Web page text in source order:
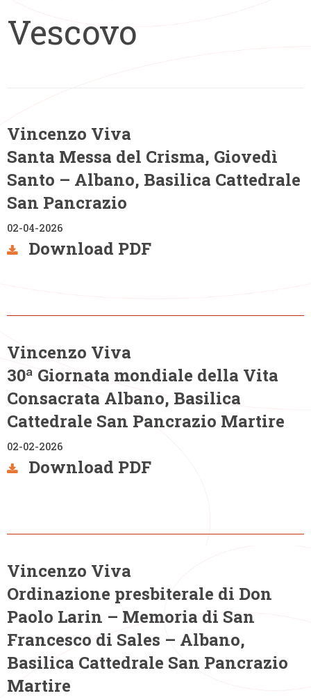
Vincenzo Viva
Santa Messa del Crisma, Giovedì
Santo – Albano, Basilica Cattedrale
San Pancrazio
02-04-2026
Download PDF
Vincenzo Viva
30ª Giornata mondiale della Vita
Consacrata Albano, Basilica
Cattedrale San Pancrazio Martire
02-02-2026
Download PDF
Vincenzo Viva
Ordinazione presbiterale di Don
Paolo Larin – Memoria di San
Francesco di Sales – Albano,
Basilica Cattedrale San Pancrazio
Martire